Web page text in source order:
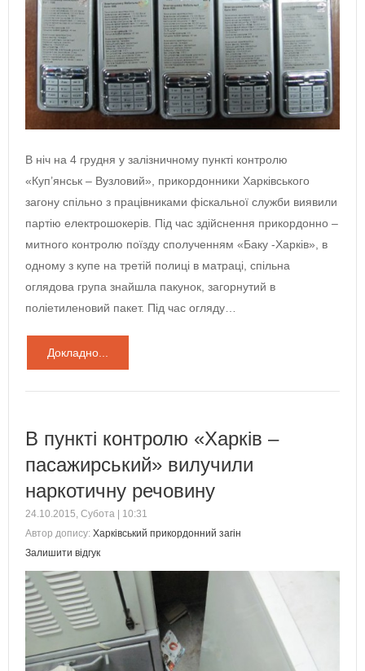
В ніч на 4 грудня у залізничному пункті контролю
«Куп’янськ – Вузловий», прикордонники Харківського
загону спільно з працівниками фіскальної служби виявили
партію електрошокерів. Під час здійснення прикордонно –
митного контролю поїзду сполученням «Баку -Харків», в
одному з купе на третій полиці в матраці, спільна
оглядова група знайшла пакунок, загорнутий в
поліетиленовий пакет. Під час огляду…
Докладно...
В пункті контролю «Харків –
пасажирський» вилучили
наркотичну речовину
24.10.2015, Субота | 10:31
Автор допису: Харківський прикордонний загін
Залишити відгук